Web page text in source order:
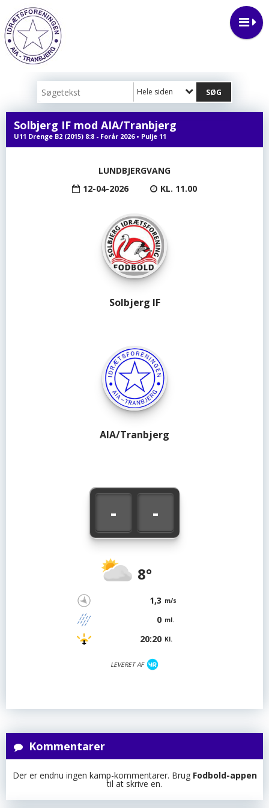
Hele siden
Solbjerg IF mod AIA/Tranbjerg
U11 Drenge B2 (2015) 8:8 - Forår 2026 • Pulje 11
LUNDBJERGVANG
12-04-2026
KL. 11.00
Solbjerg IF
- -
8°
1,3 m/s
0 ml.
20:20 Kl.
LEVERET AF
AIA/Tranbjerg
Kommentarer
Der er endnu ingen kamp-kommentarer. Brug Fodbold-appen
til at skrive en.